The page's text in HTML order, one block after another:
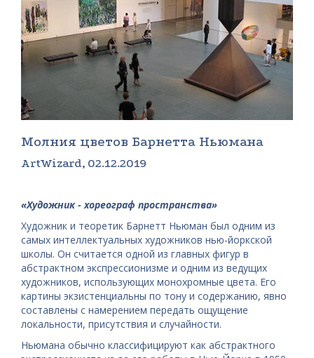
Молния цветов Барнетта Ньюмана
ArtWizard, 02.12.2019
«Художник - хореограф пространства»
Художник и теоретик Барнетт Ньюман был одним из
самых интеллектуальных художников нью-йоркской
школы. Он считается одной из главных фигур в
абстрактном экспрессионизме и одним из ведущих
художников, использующих монохромные цвета. Его
картины экзистенциальны по тону и содержанию, явно
составлены с намерением передать ощущение
локальности, присутствия и случайности.
Ньюмана обычно классифицируют как абстрактного